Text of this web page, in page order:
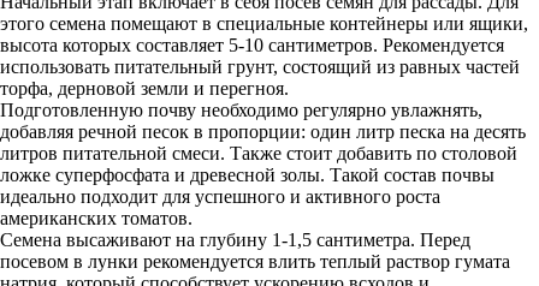
этого семена помещают в специальные контейнеры или ящики,
высота которых составляет 5-10 сантиметров. Рекомендуется
использовать питательный грунт, состоящий из равных частей
торфа, дерновой земли и перегноя.
Подготовленную почву необходимо регулярно увлажнять,
добавляя речной песок в пропорции: один литр песка на десять
литров питательной смеси. Также стоит добавить по столовой
ложке суперфосфата и древесной золы. Такой состав почвы
идеально подходит для успешного и активного роста
американских томатов.
Семена высаживают на глубину 1-1,5 сантиметра. Перед
посевом в лунки рекомендуется влить теплый раствор гумата